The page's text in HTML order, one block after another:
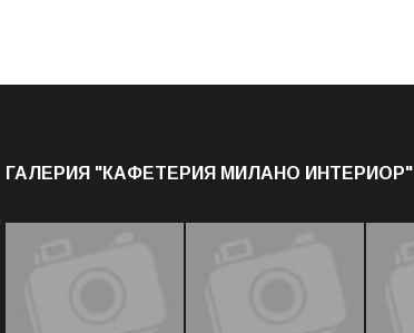
ГАЛЕРИЯ "КАФЕТЕРИЯ МИЛАНО ИНТЕРИОР"